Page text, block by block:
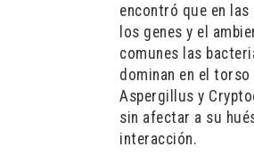
encontró que en
los genes y el
comunes las
dominan en el
Aspergillus y
sin afectar a su
interacción.